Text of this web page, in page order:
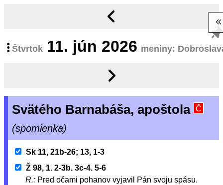
Štvrtok 11. jún 2026 meniny:
Svätého Barnabáša, apoštola Č
(spomienka)
Sk 11, 21b-26; 13, 1-3
Ž 98, 1. 2-3b. 3c-4. 5-6
R.: Pred očami pohanov vyjavil Pán svoju spásu.